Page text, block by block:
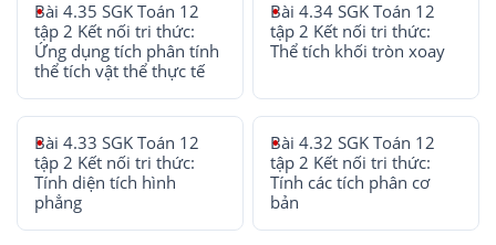
Bài 4.35 SGK Toán 12
tập 2 Kết nối tri thức:
Ứng dụng tích phân tính
thể tích vật thể thực tế
Bài 4.34 SGK Toán 12
tập 2 Kết nối tri thức:
Thể tích khối tròn xoay
Bài 4.33 SGK Toán 12
tập 2 Kết nối tri thức:
Tính diện tích hình
phẳng
Bài 4.32 SGK Toán 12
tập 2 Kết nối tri thức:
Tính các tích phân cơ
bản